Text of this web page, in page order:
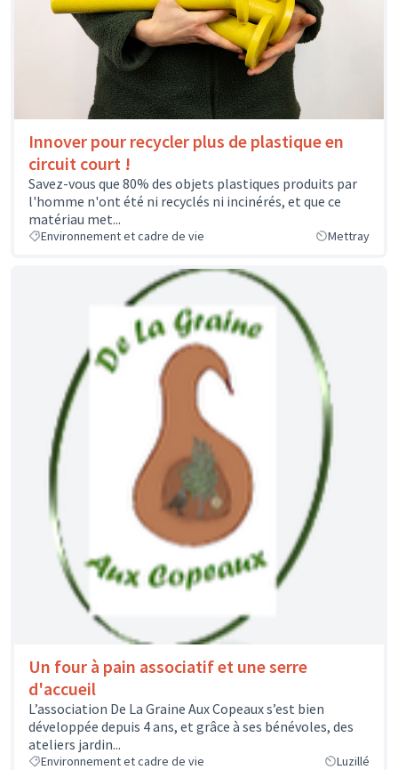
Innover pour recycler plus de plastique en
circuit court !
Savez-vous que 80% des objets plastiques produits par
l'homme n'ont été ni recyclés ni incinérés, et que ce
matériau met...
Environnement et cadre de vie Mettray
Un four à pain associatif et une serre
d'accueil
L’association De La Graine Aux Copeaux s’est bien
développée depuis 4 ans, et grâce à ses bénévoles, des
ateliers jardin...
Environnement et cadre de vie Luzillé